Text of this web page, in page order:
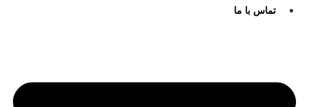
تماس با ما